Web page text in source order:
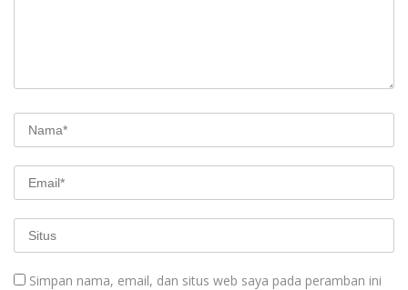
Simpan nama, email, dan situs web saya pada peramban ini